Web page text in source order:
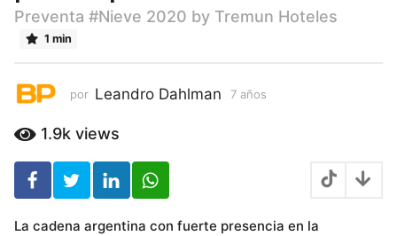
7
a
s
Preventa #Nieve 2020 by Tremun Hoteles
1 min
por Leandro Dahlman 7 años
1.9k views
La cadena argentina con fuerte presencia en la